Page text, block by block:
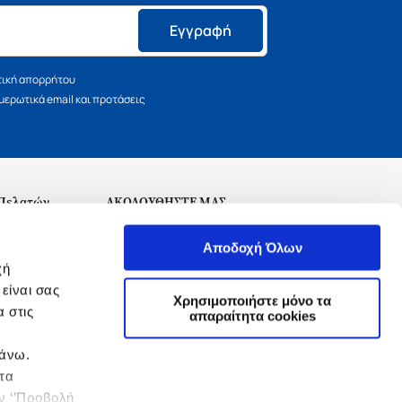
σας
στις
‘’Προβολή
Αποδοχή Όλων
Χρησιμοποιήστε μόνο τα
απαραίτητα cookies
Εγγραφή
απορρήτου
email και προτάσεις
ΑΚΟΛΟΥΘΗΣΤΕ ΜΑΣ